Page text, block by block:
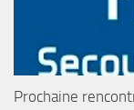
Prochaine